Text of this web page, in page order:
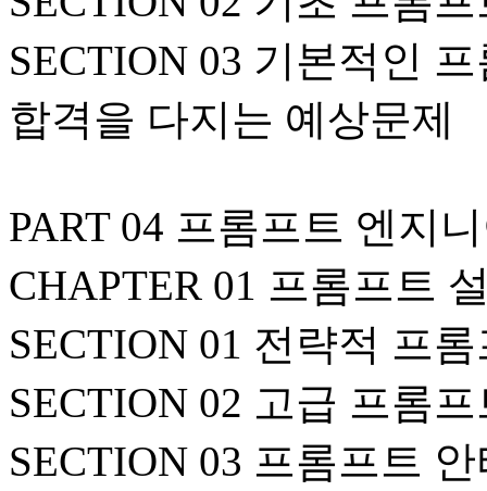
SECTION 03 기본적인
합격을 다지는 예상문제
PART 04 프롬프트 엔지
CHAPTER 01 프롬프트
SECTION 01 전략적 프
SECTION 02 고급 프롬
SECTION 03 프롬프트